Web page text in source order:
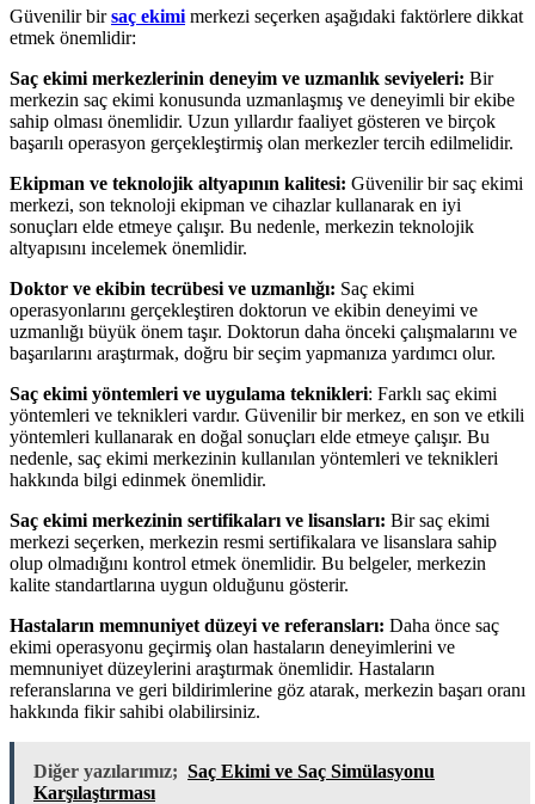
Güvenilir birsaç ekimi merkezi seçerken aşağıdaki faktörlere dikkat
etmek önemlidir:
Saç ekimi merkezlerinin deneyim ve uzmanlık seviyeleri: Bir
merkezin saç ekimi konusunda uzmanlaşmış ve deneyimli bir ekibe
sahip olması önemlidir. Uzun yıllardır faaliyet gösteren ve birçok
başarılı operasyon gerçekleştirmiş olan merkezler tercih edilmelidir.
Ekipman ve teknolojik altyapının kalitesi: Güvenilir bir saç ekimi
merkezi, son teknoloji ekipman ve cihazlar kullanarak en iyi
sonuçları elde etmeye çalışır. Bu nedenle, merkezin teknolojik
altyapısını incelemek önemlidir.
Doktor ve ekibin tecrübesi ve uzmanlığı: Saç ekimi
operasyonlarını gerçekleştiren doktorun ve ekibin deneyimi ve
uzmanlığı büyük önem taşır. Doktorun daha önceki çalışmalarını ve
başarılarını araştırmak, doğru bir seçim yapmanıza yardımcı olur.
Saç ekimi yöntemleri ve uygulama teknikleri: Farklı saç ekimi
yöntemleri ve teknikleri vardır. Güvenilir bir merkez, en son ve etkili
yöntemleri kullanarak en doğal sonuçları elde etmeye çalışır. Bu
nedenle, saç ekimi merkezinin kullanılan yöntemleri ve teknikleri
hakkında bilgi edinmek önemlidir.
Saç ekimi merkezinin sertifikaları ve lisansları: Bir saç ekimi
merkezi seçerken, merkezin resmi sertifikalara ve lisanslara sahip
olup olmadığını kontrol etmek önemlidir. Bu belgeler, merkezin
kalite standartlarına uygun olduğunu gösterir.
Hastaların memnuniyet düzeyi ve referansları: Daha önce saç
ekimi operasyonu geçirmiş olan hastaların deneyimlerini ve
memnuniyet düzeylerini araştırmak önemlidir. Hastaların
referanslarına ve geri bildirimlerine göz atarak, merkezin başarı oranı
hakkında fikir sahibi olabilirsiniz.
Diğer yazılarımız; Saç Ekimi ve Saç Simülasyonu
Karşılaştırması